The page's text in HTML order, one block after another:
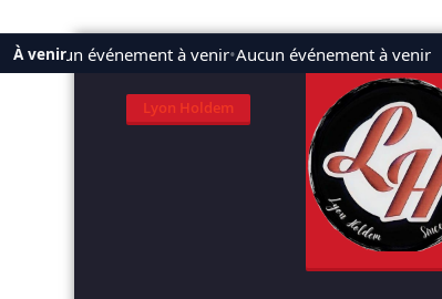
À venir
Aucun événement à venir•Aucun événement à venir
Aller
contenu
Lyon Holdem